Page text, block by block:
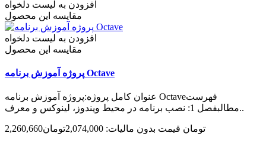
افزودن به لیست دلخواه
مقایسه این محصول
افزودن به لیست دلخواه
مقایسه این محصول
پروژه آموزش برنامه Octave
عنوان کامل پروژه:پروژه آموزش برنامه Octaveفهرست
مطالبفصل 1: نصب برنامه در محیط ویندوز، لینوکس و معرف..
2,260,660تومان قیمت بدون مالیات: 2,074,000تومان